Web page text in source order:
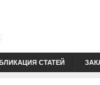
СТАТЕЙ